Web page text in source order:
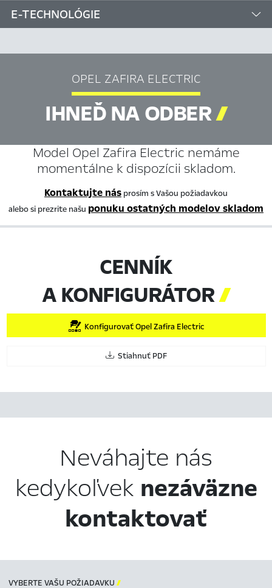
E-TECHNOLÓGIE
OPEL ZAFIRA ELECTRIC
IHNEĎ NA ODBER
Model Opel Zafira Electric nemáme
momentálne k dispozícii skladom.
Kontaktujte nás prosím s Vašou požiadavkou
alebo si prezrite našu ponuku ostatných modelov skladom
CENNÍK
A KONFIGURÁTOR
Konfigurovať Opel Zafira Electric
Stiahnuť PDF
Neváhajte nás
kedykoľvek nezáväzne
kontaktovať
VYBERTE VAŠU POŽIADAVKU 